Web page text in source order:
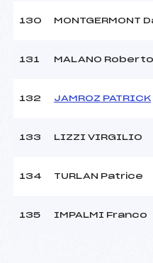
130 MONTGERMONT
131 MALANO Roberto
132 JAMROZ PATRICK
133 LIZZI VIRGILIO
134 TURLAN Patrice
135 IMPALMI Franco